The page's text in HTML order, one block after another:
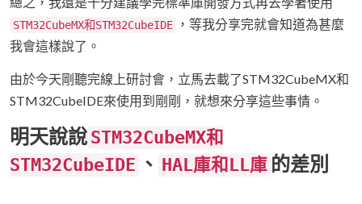
STM32CubeMX和STM32CubeIDE
，等我分享完就會知道為甚麼
我會這樣說了。
由於今天剛聽完線上研討會，立馬去載了STM32CubeMX和
STM32CubeIDE來使用到剛剛，就想來分享這些事情。
明天說說 STM32CubeMX和
STM32CubeIDE 、 HAL庫和LL庫 的差別